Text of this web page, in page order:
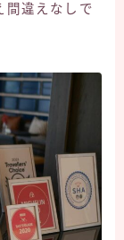
間違えなしで